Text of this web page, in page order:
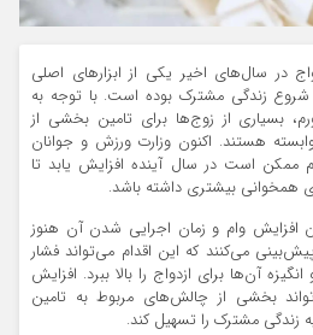
در سال‌های اخیر یکی از ابزارهای اصلی
زندگی مشترک بوده است. با توجه به
بسیاری از زوج‌ها برای تامین بخشی از
هستند. اکنون وزارت ورزش و جوانان
ممکن است در سال آینده افزایش یابد تا
همخوانی بیشتری داشته باشد.
افزایش وام و زمان اجرایی شدن آن هنوز
می‌کنند که این اقدام می‌تواند فشار
آن‌ها برای ازدواج را بالا ببرد. افزایش
بخشی از چالش‌های مربوط به تامین
زندگی مشترک را تسهیل کند.